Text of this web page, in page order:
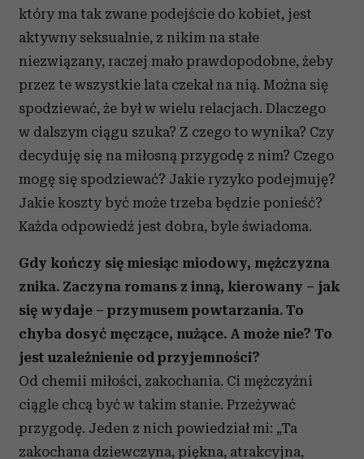
który ma tak zwane podejście do kobiet, jest
aktywny seksualnie, z nikim na stałe
niezwiązany, raczej mało prawdopodobne, żeby
przez te wszystkie lata czekał na nią. Można się
spodziewać, że był w wielu relacjach. Dlaczego
w dalszym ciągu szuka? Z czego to wynika? Czy
decyduję się na miłosną przygodę z nim? Czego
mogę się spodziewać? Jakie ryzyko podejmuję?
Jakie koszty być może trzeba będzie ponieść?
Każda odpowiedź jest dobra, byle świadoma.
Gdy kończy się miesiąc miodowy, mężczyzna
znika. Zaczyna romans z inną, kierowany – jak
się wydaje – przymusem powtarzania. To
chyba dosyć męczące, nużące. A może nie? To
jest uzależnienie od przyjemności?
Od chemii miłości, zakochania. Ci mężczyźni
ciągle chcą być w takim stanie. Przeżywać
przygodę. Jeden z nich powiedział mi: „Ta
zakochana dziewczyna, piękna, atrakcyjna,